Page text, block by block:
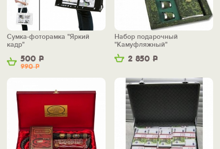
500 Р
990Р
Сумка-фоторамка "Яркий
кадр"
2 850 Р
Набор подарочный
"Камуфляжный"